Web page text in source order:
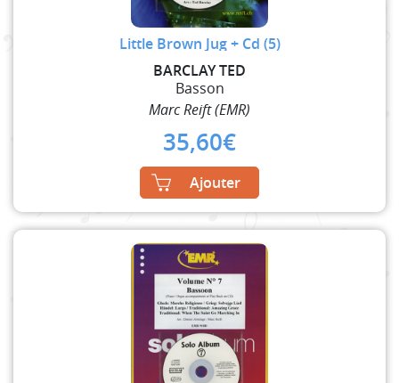
Little Brown Jug + Cd (5)
BARCLAY TED
Basson
Marc Reift (EMR)
35,60€
Ajouter